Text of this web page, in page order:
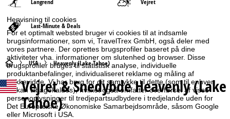
Henvisning til cookies
For et optimalt websted bruger vi cookies til at indsamle
brugsinformationer, som vi, TravelTrex GmbH, også deler med
vores partnere. Der oprettes brugsprofiler baseret på dine
aktiviteter vha. informationer om slutenhed og browser. Disse
brugsprofiler bruges til statistisk analyse, individuelle
produktanbefalinger, individualiseret reklame og måling af
rækkevidde. Vi har brug for dit samtykke til dette (som til enhver
tid kan tilbagekaldes), hvilket også omfatter overførsel af visse
personoplysninger til tredjepartsudbydere i tredjelande uden for
Det Europæiske Økonomiske Samarbejdsområde, såsom Google
eller Microsoft i USA.
Langrend Vejret
Last-Minute & Deals
S
t
a
USA Heavenly (Lake Tahoe)
Vejret & Snedybde Heavenly (Lake
Tahoe)